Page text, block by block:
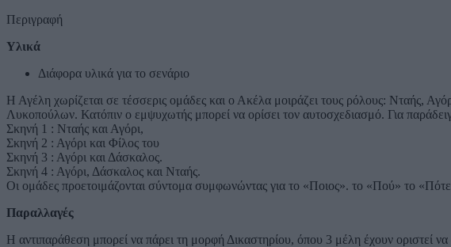
Περιγραφή
Υλικά
Διάφορα υλικά για το σενάριο
Η Αγέλη χωρίζεται σε τέσσερις ομάδες και ο Ακέλα μοιράζει τους ρόλους: Νταής,
Λυκοπούλων. Κατόπιν ο εμψυχωτής μπορεί να ορίσει τον αυτοσχεδιασμό. Για
Σκηνή 1 : Νταής και Αγόρι,
Σκηνή 2 : Αγόρι και Φίλος του
Σκηνή 3 : Αγόρι και Δάσκαλος.
Σκηνή 4 : Αγόρι, Δάσκαλος και Νταής.
Οι ομάδες προετοιμάζονται σύντομα συμφωνώντας για το «Ποιος». το «Πού» το
Παραλλαγές
Η αντιπαράθεση μπορεί να πάρει τη μορφή Δικαστηρίου, όπου 3 μέλη έχουν οριστεί